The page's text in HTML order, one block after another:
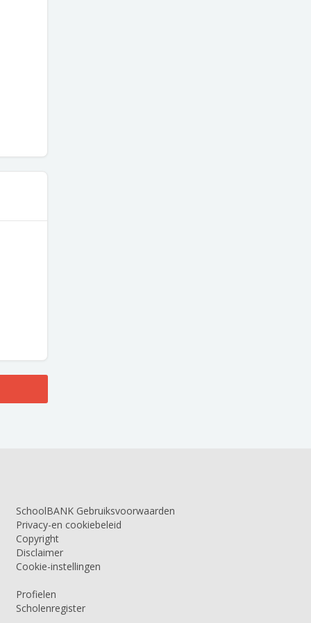
SchoolBANK Gebruiksvoorwaarden
Privacy-en cookiebeleid
Copyright
Disclaimer
Cookie-instellingen
Profielen
Scholenregister